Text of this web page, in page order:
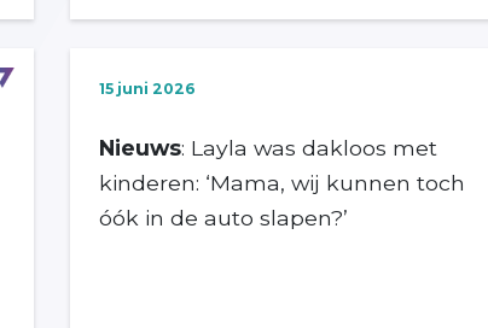
15 juni 2026
Nieuws: Layla was dakloos met
kinderen: ‘Mama, wij kunnen toch
óók in de auto slapen?’